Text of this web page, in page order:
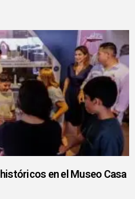
en el Museo Casa